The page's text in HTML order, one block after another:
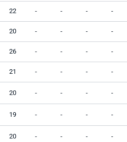
22 - - - -
20 - - - -
26 - - - -
21 - - - -
20 - - - -
19 - - - -
20 - - - -